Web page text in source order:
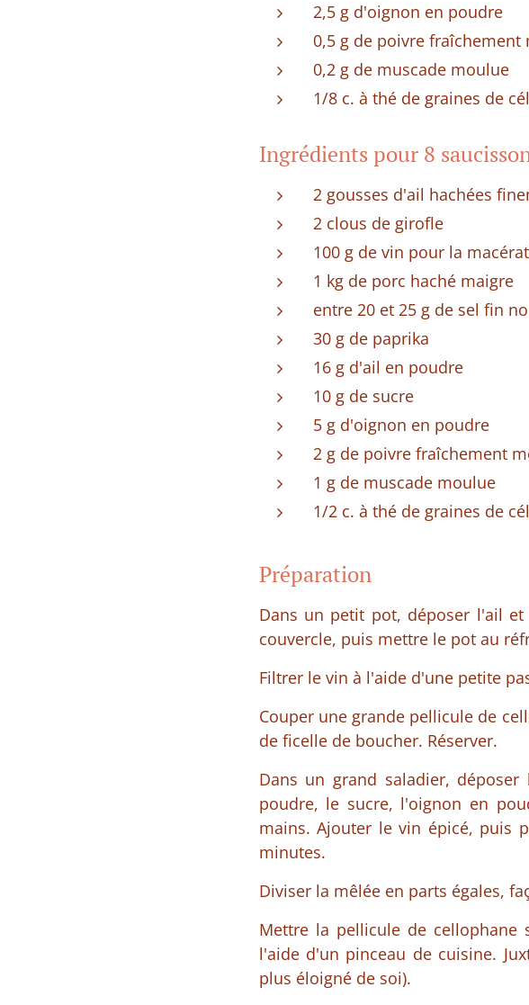
2,5 g d'oignon en poudre
0,5 g de poivre fraîchement
0,2 g de muscade moulue
1/8 c. à thé de graines de
Ingrédients pour 8
2 gousses d'ail hachées
2 clous de girofle
100 g de vin pour la
1 kg de porc haché maigre
entre 20 et 25 g de sel fin
30 g de paprika
16 g d'ail en poudre
10 g de sucre
5 g d'oignon en poudre
2 g de poivre fraîchement
1 g de muscade moulue
1/2 c. à thé de graines de
Préparation
Dans un petit pot, déposer l'ail
couvercle, puis mettre le pot au
Filtrer le vin à l'aide d'une petite
Couper une grande pellicule de
de ficelle de boucher. Réserver.
Dans un grand saladier,
poudre, le sucre, l'oignon en
mains. Ajouter le vin épicé, puis
minutes.
Diviser la mêlée en parts égales,
Mettre la pellicule de
l'aide d'un pinceau de cuisine.
plus éloigné de soi).